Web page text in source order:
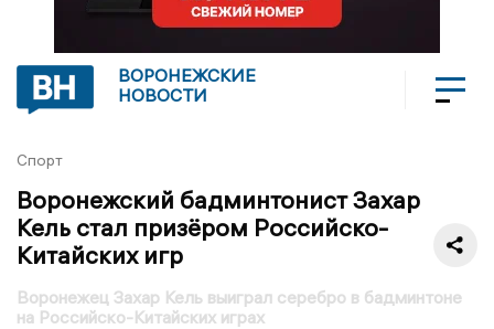
ВОРОНЕЖСКИЕ
НОВОСТИ
Спорт
Воронежский бадминтонист Захар
Кель стал призёром Российско-
Китайских игр
Воронежец Захар Кель выиграл серебро в бадминтоне
на Российско-Китайских играх